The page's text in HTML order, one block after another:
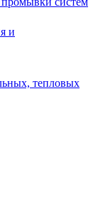
и
тепловых